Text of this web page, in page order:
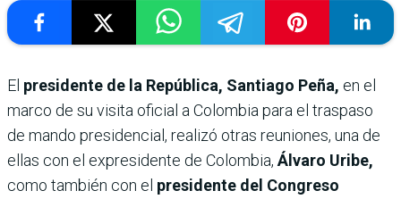
El presidente de la República, Santiago Peña, en el
marco de su visita oficial a Colombia para el traspaso
de mando presidencial, realizó otras reuniones, una de
ellas con el expresidente de Colombia, Álvaro Uribe,
como también con el presidente del Congreso